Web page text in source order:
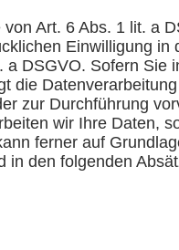
Art. 6 Abs. 1 lit. a
Einwilligung in
DSGVO. Sofern Sie
die
zur Durchführung
wir Ihre Daten,
ferner auf
in den folgenden